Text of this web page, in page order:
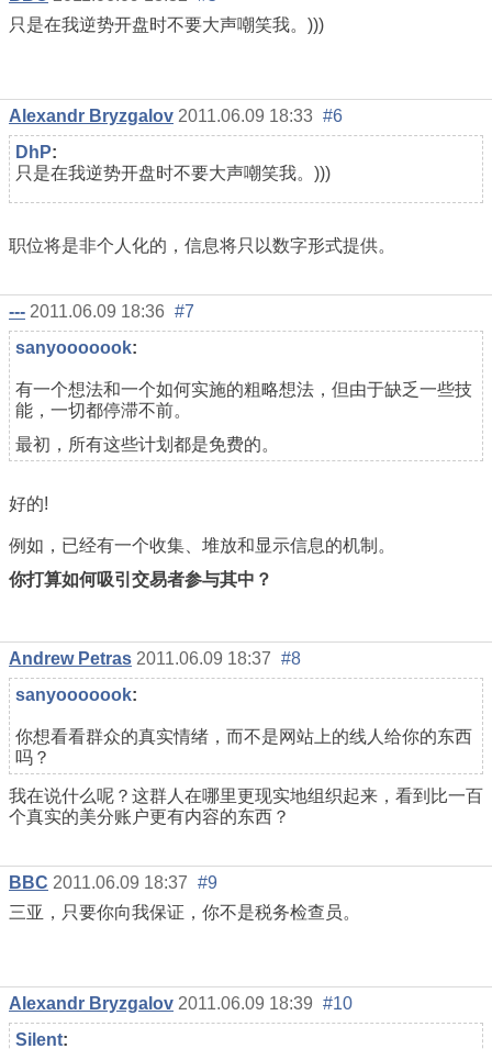
只是在我逆势开盘时不要大声嘲笑我。)))
Alexandr Bryzgalov 2011.06.09 18:33 #6
DhP:
只是在我逆势开盘时不要大声嘲笑我。)))
职位将是非个人化的，信息将只以数字形式提供。
--- 2011.06.09 18:36 #7
sanyooooook:
有一个想法和一个如何实施的粗略想法，但由于缺乏一些技
能，一切都停滞不前。
最初，所有这些计划都是免费的。
好的!
例如，已经有一个收集、堆放和显示信息的机制。
你打算如何吸引交易者参与其中？
Andrew Petras 2011.06.09 18:37 #8
sanyooooook:
你想看看群众的真实情绪，而不是网站上的线人给你的东西
吗？
我在说什么呢？这群人在哪里更现实地组织起来，看到比一百
个真实的美分账户更有内容的东西？
BBC 2011.06.09 18:37 #9
三亚，只要你向我保证，你不是税务检查员。
Alexandr Bryzgalov 2011.06.09 18:39 #10
Silent: